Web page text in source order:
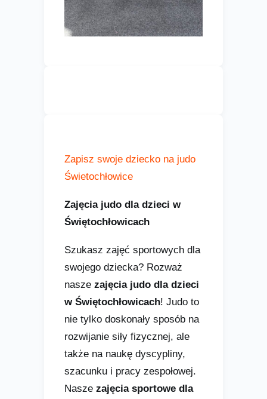
Zapisz swoje dziecko na judo
Świetochłowice
Zajęcia judo dla dzieci w
Świętochłowicach
Szukasz zajęć sportowych dla
swojego dziecka? Rozważ
nasze zajęcia judo dla dzieci
w Świętochłowicach! Judo to
nie tylko doskonały sposób na
rozwijanie siły fizycznej, ale
także na naukę dyscypliny,
szacunku i pracy zespołowej.
Nasze zajęcia sportowe dla